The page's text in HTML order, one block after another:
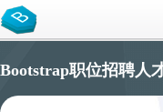
Bootstrap职位招聘人